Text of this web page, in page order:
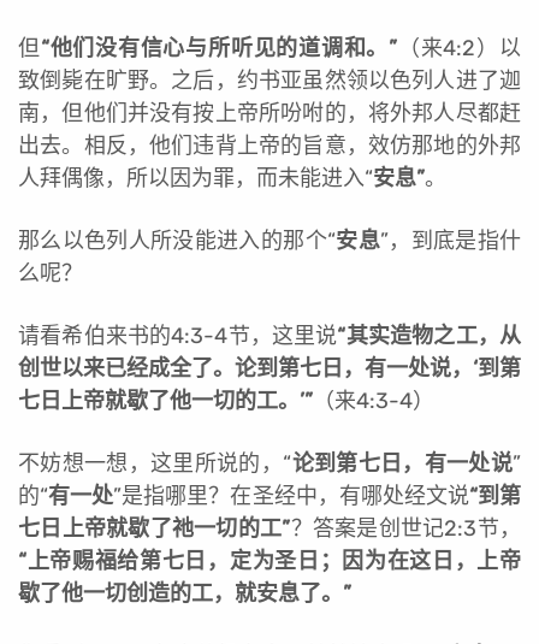
但“他们没有信心与所听见的道调和。” （来4:2）以
致倒毙在旷野。之后，约书亚虽然领以色列人进了迦
南，但他们并没有按上帝所吩咐的，将外邦人尽都赶
出去。相反，他们违背上帝的旨意，效仿那地的外邦
人拜偶像，所以因为罪，而未能进入“安息”。
那么以色列人所没能进入的那个“安息”，到底是指什
么呢？
请看希伯来书的4:3-4节，这里说“其实造物之工，从
创世以来已经成全了。论到第七日，有一处说，‘到第
七日上帝就歇了他一切的工。’” （来4:3-4）
不妨想一想，这里所说的，“论到第七日，有一处说”
的“有一处”是指哪里？在圣经中，有哪处经文说“到第
七日上帝就歇了祂一切的工”？答案是创世记2:3节，
“上帝赐福给第七日，定为圣日；因为在这日，上帝
歇了他一切创造的工，就安息了。”